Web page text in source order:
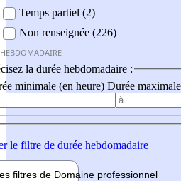
Temps partiel (2)
Non renseignée (226)
la durée hebdomadaire :
minimale (en heure) Durée
le filtre de durée hebdomadaire
filtres de Domaine professionnel